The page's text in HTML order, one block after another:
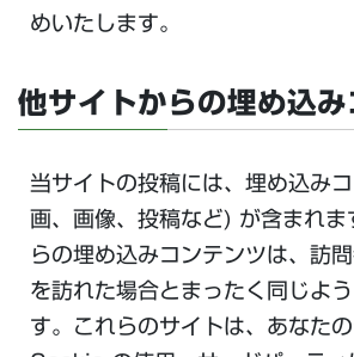
めいたします。
他サイトからの埋め込み
当サイトの投稿には、埋め込み
画、画像、投稿など) が含まれま
らの埋め込みコンテンツは、訪
を訪れた場合とまったく同じよ
す。これらのサイトは、あなたの